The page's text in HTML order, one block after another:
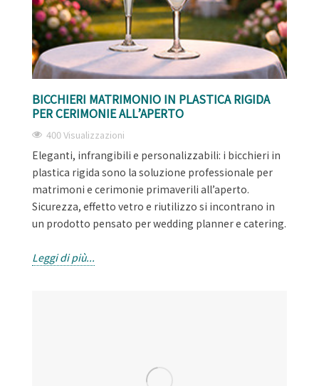
BICCHIERI MATRIMONIO IN PLASTICA RIGIDA
PER CERIMONIE ALL’APERTO
400 Visualizzazioni
Eleganti, infrangibili e personalizzabili: i bicchieri in
plastica rigida sono la soluzione professionale per
matrimoni e cerimonie primaverili all’aperto.
Sicurezza, effetto vetro e riutilizzo si incontrano in
un prodotto pensato per wedding planner e catering.
Leggi di più...